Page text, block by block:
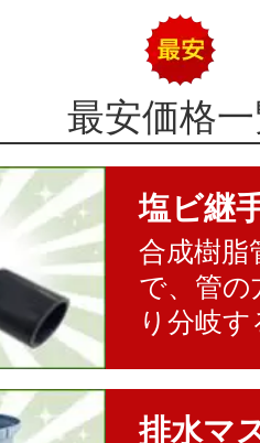
最安価格
塩ビ継
合成樹脂
で、管の
り分岐
排水マ